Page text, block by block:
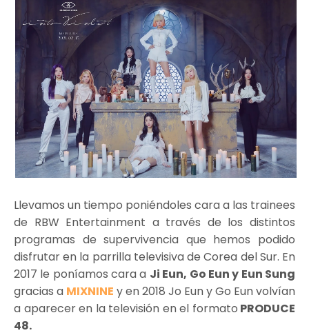
Llevamos un tiempo poniéndoles cara a las trainees
de RBW Entertainment a través de los distintos
programas de supervivencia que hemos podido
disfrutar en la parrilla televisiva de Corea del Sur. En
2017 le poníamos cara a Ji Eun, Go Eun y Eun Sung
gracias a MIXNINE y en 2018 Jo Eun y Go Eun volvían
a aparecer en la televisión en el formato PRODUCE
48.